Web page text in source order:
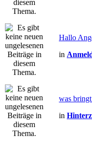
Hallo
in
was
in